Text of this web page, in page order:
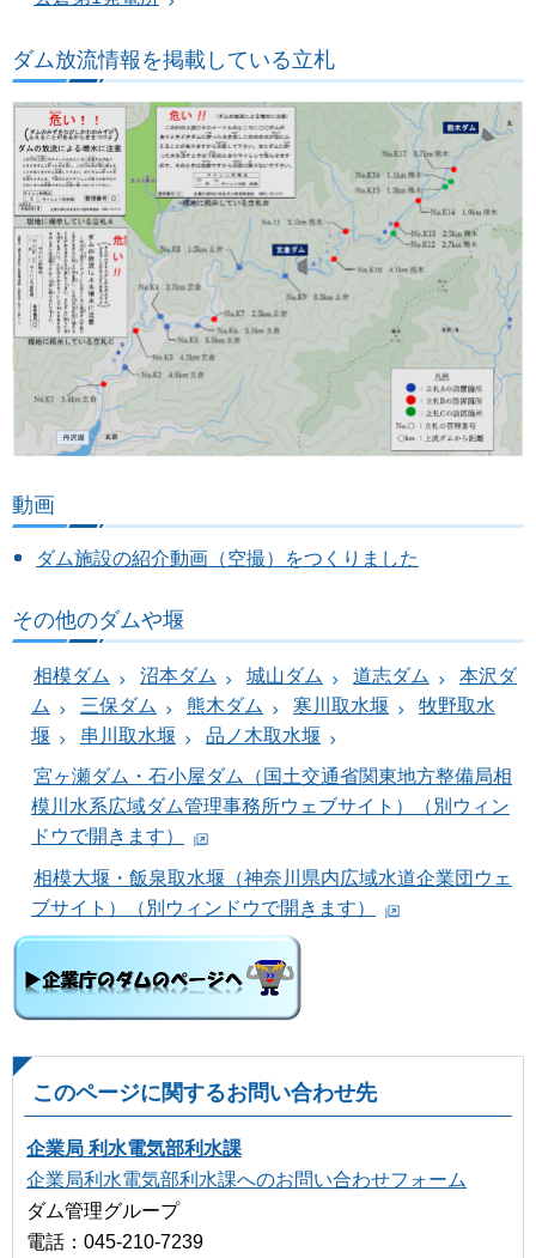
ダム放流情報を掲載している立札
動画
ダム施設の紹介動画（空撮）をつくりました
その他のダムや堰
相模ダム 沼本ダム 城山ダム 道志ダム
本沢ダ
ム
三保ダム 熊木ダム 寒川取水堰
牧野取水
堰
串川取水堰 品ノ木取水堰
宮ヶ瀬ダム・石小屋ダム（国土交通省関東地方整備局相
模川水系広域ダム管理事務所ウェブサイト）（別ウィン
ドウで開きます）
相模大堰・飯泉取水堰（神奈川県内広域水道企業団ウェ
ブサイト）（別ウィンドウで開きます）
このページに関するお問い合わせ先
企業局 利水電気部利水課
企業局利水電気部利水課へのお問い合わせフォーム
ダム管理グループ
電話：045-210-7239